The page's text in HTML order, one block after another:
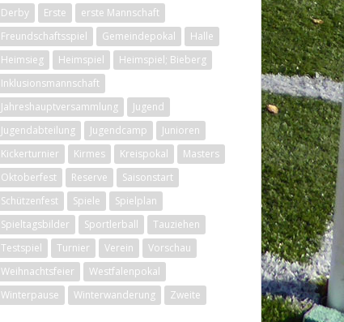
Derby
Erste
erste Mannschaft
Freundschaftsspiel
Gemeindepokal
Halle
Heimsieg
Heimspiel
Heimspiel; Bieberg
Inklusionsmannschaft
Jahreshauptversammlung
Jugend
Jugendabteilung
Jugendcamp
Junioren
Kickerturnier
Kirmes Kreispokal
Masters
Oktoberfest
Reserve
Saisonstart
Schützenfest
Spiele
Spielplan
Spieltagsbilder
Sportlerball
Tauziehen
Testspiel
Turnier Verein
Vorschau
Weihnachtsfeier
Westfalenpokal
Winterpause
Winterwanderung Zweite